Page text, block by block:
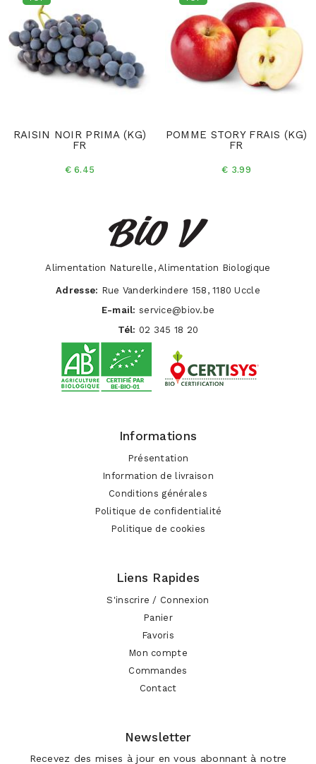
RAISIN NOIR PRIMA (KG)
FR
€ 6.45
POMME STORY FRAIS (KG)
FR
€ 3.99
Alimentation Naturelle, Alimentation Biologique
Adresse: Rue Vanderkindere 158, 1180 Uccle
E-mail: service@biov.be
Tél: 02 345 18 20
Informations
Présentation
Information de livraison
Conditions générales
Politique de confidentialité
Politique de cookies
Liens Rapides
S'inscrire / Connexion
Panier
Favoris
Mon compte
Commandes
Contact
Newsletter
Recevez des mises à jour en vous abonnant à notre